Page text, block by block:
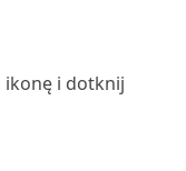
ikonę i dotknij